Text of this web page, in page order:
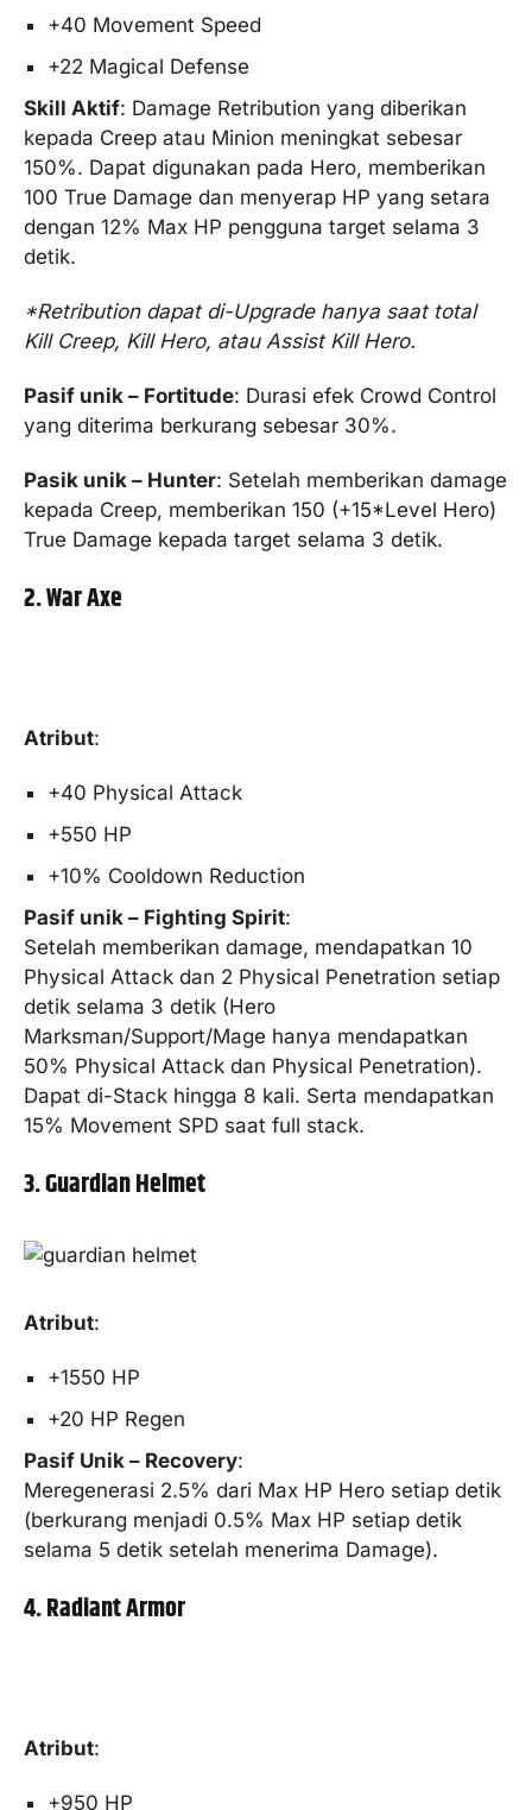
+40 Movement Speed
+22 Magical Defense
Skill Aktif: Damage Retribution yang diberikan
kepada Creep atau Minion meningkat sebesar
150%. Dapat digunakan pada Hero, memberikan
100 True Damage dan menyerap HP yang setara
dengan 12% Max HP pengguna target selama 3
detik.
*Retribution dapat di-Upgrade hanya saat total
Kill Creep, Kill Hero, atau Assist Kill Hero.
Pasif unik – Fortitude: Durasi efek Crowd Control
yang diterima berkurang sebesar 30%.
Pasik unik – Hunter: Setelah memberikan damage
kepada Creep, memberikan 150 (+15*Level Hero)
True Damage kepada target selama 3 detik.
2. War Axe
Atribut:
+40 Physical Attack
+550 HP
+10% Cooldown Reduction
Pasif unik – Fighting Spirit:
Setelah memberikan damage, mendapatkan 10
Physical Attack dan 2 Physical Penetration setiap
detik selama 3 detik (Hero
Marksman/Support/Mage hanya mendapatkan
50% Physical Attack dan Physical Penetration).
Dapat di-Stack hingga 8 kali. Serta mendapatkan
15% Movement SPD saat full stack.
3. Guardian Helmet
Atribut:
+1550 HP
+20 HP Regen
Pasif Unik – Recovery:
Meregenerasi 2.5% dari Max HP Hero setiap detik
(berkurang menjadi 0.5% Max HP setiap detik
selama 5 detik setelah menerima Damage).
4. Radiant Armor
Atribut:
+950 HP